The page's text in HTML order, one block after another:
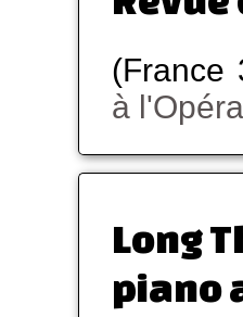
(France
à
Long
piano